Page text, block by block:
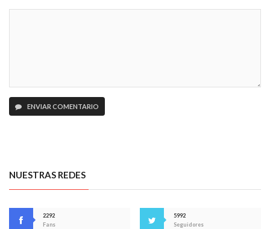
ENVIAR COMENTARIO
NUESTRAS REDES
2292
Fans
5992
Seguidores